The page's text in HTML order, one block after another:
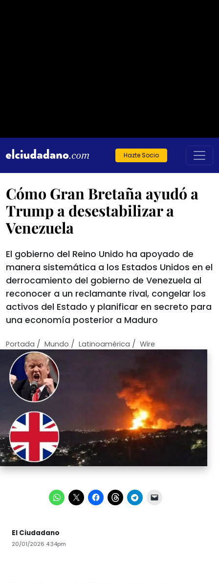
Hazte Socio
Cómo Gran Bretaña ayudó a
Trump a desestabilizar a
Venezuela
El gobierno del Reino Unido ha apoyado de
manera sistemática a los Estados Unidos en el
derrocamiento del gobierno de Venezuela al
reconocer a un reclamante rival, congelar los
activos del Estado y planificar en secreto para
una economía posterior a Maduro
Portada / Mundo / Latinoamérica / Wire
El Ciudadano
20/01/2026 4:34pm